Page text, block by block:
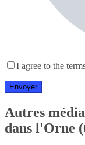
I agree to the
Autres
dans l'Orne